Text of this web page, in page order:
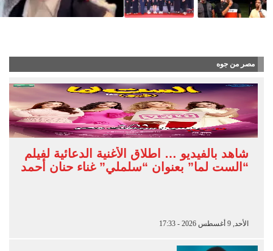
مصر من جوه
شاهد بالفيديو … اطلاق الأغنية الدعائية لفيلم
“الست لما” بعنوان “سلملي” غناء حنان أحمد
الأحد, 9 أغسطس 2026 - 17:33